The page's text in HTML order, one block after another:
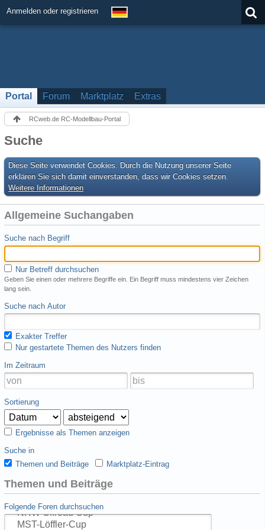
Anmelden oder registrieren
Portal Forum Marktplatz Extras
RCweb.de RC-Modellbau-Portal
Suche
Diese Seite verwendet Cookies. Durch die Nutzung unserer Seite
erklären Sie sich damit einverstanden, dass wir Cookies setzen.
Weitere Informationen
Allgemeine Suchangaben
Suche nach Begriff
Nur Betreff durchsuchen
Geben Sie einen oder mehrere Begriffe ein. Ein Begriff muss mindestens vier Zeichen
lang sein.
Suche nach Autor
Exakter Treffer
Nur gestartete Themen des Nutzers finden
Im Zeitraum
Sortierung
Ergebnisse als Themen anzeigen
Suche in
Themen und Beiträge
Marktplatz-Eintrag
Themen und Beiträge
Folgende Foren durchsuchen